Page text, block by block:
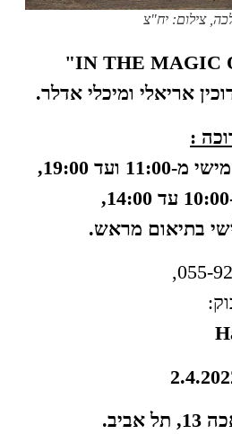
צילום: יח"צ
אריאלי ומיכלי אדלר.
:
ועד 19:00,
בתיאום מראש.